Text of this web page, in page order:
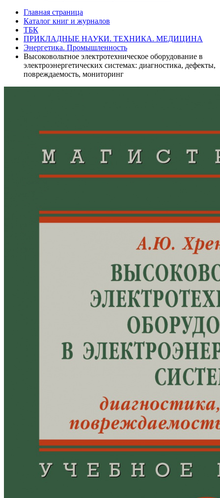
Главная страница
Каталог книг и журналов
ТБК
ПРИКЛАДНЫЕ НАУКИ. ТЕХНИКА. МЕДИЦИНА
Энергетика. Промышленность
Высоковольтное электротехническое оборудование в
электроэнергетических системах: диагностика, дефекты,
повреждаемость, мониторинг